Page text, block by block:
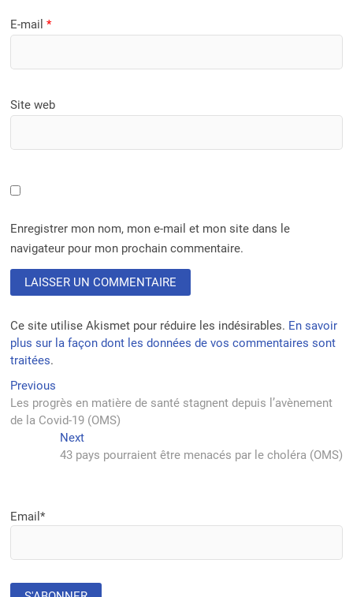
E-mail*
Site web
Enregistrer mon nom, mon e-mail et mon site dans le
navigateur pour mon prochain commentaire.
Ce site utilise Akismet pour réduire les indésirables. En savoir
plus sur la façon dont les données de vos commentaires sont
traitées.
Navigation
de
l’article
Previous
post:
Les progrès en matière de santé stagnent depuis l’avènement
de la Covid-19 (OMS)
NextNext
post:
43 pays pourraient être menacés par le choléra (OMS)
Email*